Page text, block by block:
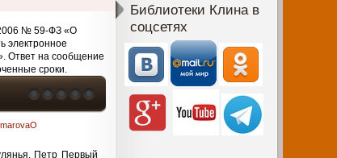
№ 59-ФЗ «О
электронное
Ответ на сообщение
сроки.
Петр Первый
Библиотеки Клина в
соцсетях